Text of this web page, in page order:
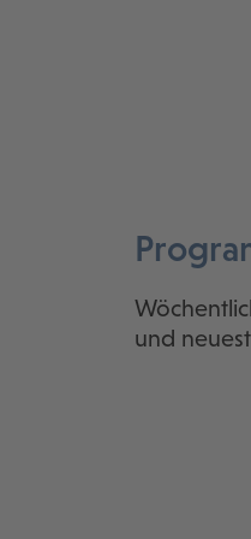
und